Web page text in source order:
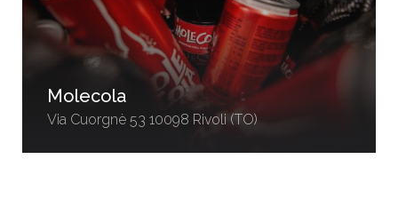
Molecola
Via Cuorgnè 53 10098 Rivoli (TO)